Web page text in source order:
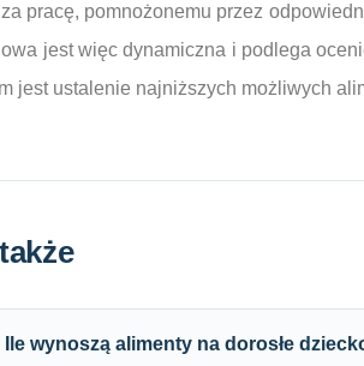
pracę, pomnożonemu przez
jest więc dynamiczna i podlega
jest ustalenie najniższych możliwych
Ile wynoszą alimenty na dorosłe